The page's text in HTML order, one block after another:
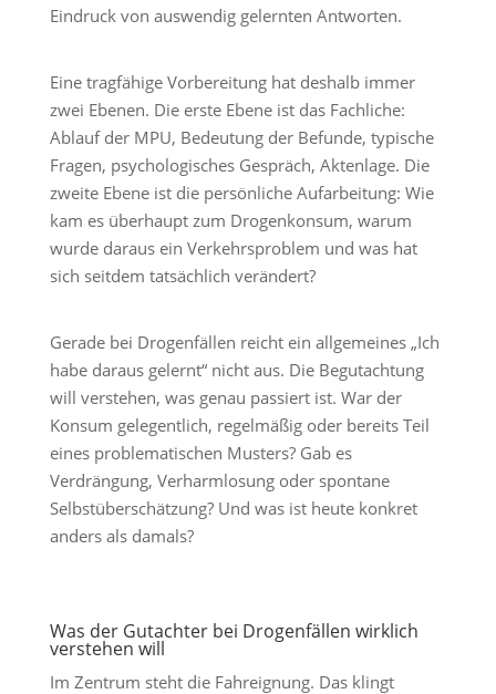
Eindruck von auswendig gelernten Antworten.
Eine tragfähige Vorbereitung hat deshalb immer
zwei Ebenen. Die erste Ebene ist das Fachliche:
Ablauf der MPU, Bedeutung der Befunde, typische
Fragen, psychologisches Gespräch, Aktenlage. Die
zweite Ebene ist die persönliche Aufarbeitung: Wie
kam es überhaupt zum Drogenkonsum, warum
wurde daraus ein Verkehrsproblem und was hat
sich seitdem tatsächlich verändert?
Gerade bei Drogenfällen reicht ein allgemeines „Ich
habe daraus gelernt“ nicht aus. Die Begutachtung
will verstehen, was genau passiert ist. War der
Konsum gelegentlich, regelmäßig oder bereits Teil
eines problematischen Musters? Gab es
Verdrängung, Verharmlosung oder spontane
Selbstüberschätzung? Und was ist heute konkret
anders als damals?
Was der Gutachter bei Drogenfällen wirklich
verstehen will
Im Zentrum steht die Fahreignung. Das klingt